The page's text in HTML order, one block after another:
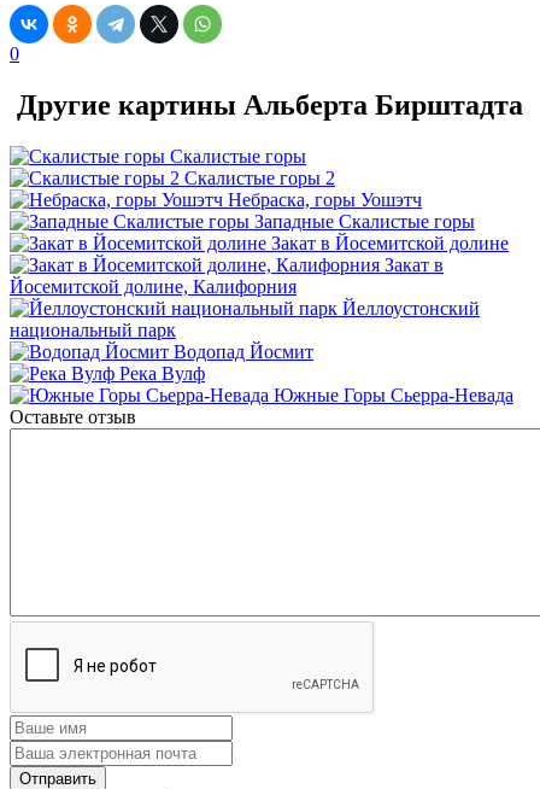
0
Другие картины Альберта Бирштадта
Скалистые горы
Скалистые горы 2
Небраска, горы Уошэтч
Западные Скалистые горы
Закат в Йосемитской долине
Закат в
Йосемитской долине, Калифорния
Йеллоустонский
национальный парк
Водопад Йосмит
Река Вулф
Южные Горы Сьерра-Невада
Оставьте отзыв